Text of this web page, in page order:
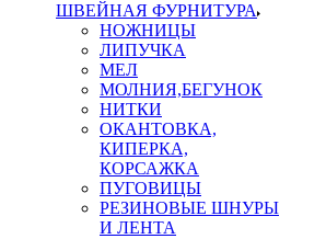
ШВЕЙНАЯ ФУРНИТУРА
НОЖНИЦЫ
ЛИПУЧКА
МЕЛ
МОЛНИЯ,БЕГУНОК
НИТКИ
ОКАНТОВКА,
КИПЕРКА,
КОРСАЖКА
ПУГОВИЦЫ
РЕЗИНОВЫЕ ШНУРЫ
И ЛЕНТА